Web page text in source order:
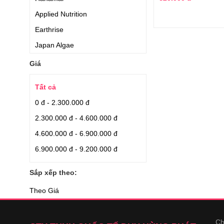
Applied Nutrition
Earthrise
Japan Algae
Aishodo
Careline
Orihiro
Blackmores
Nhập nguyên hộp từ Nhật
Nhập từ Nhật
Puritan Pride
Puritans Pride
Giá
Tất cả
0 đ - 2.300.000 đ
2.300.000 đ - 4.600.000 đ
4.600.000 đ - 6.900.000 đ
6.900.000 đ - 9.200.000 đ
Sắp xếp theo:
Theo Giá